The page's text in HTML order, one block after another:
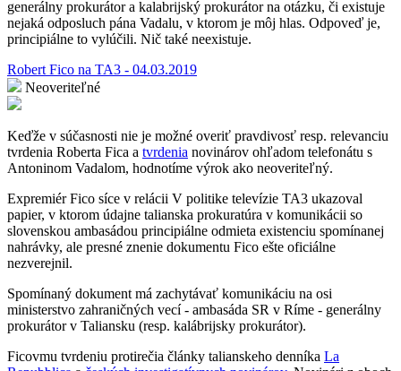
generálny prokurátor a kalabrijský prokurátor na otázku, či existuje
nejaká odposluch pána Vadalu, v ktorom je môj hlas. Odpoveď je,
principiálne to vylúčili. Nič také neexistuje.
Robert Fico na TA3 - 04.03.2019
Neoveriteľné
Keďže v súčasnosti nie je možné overiť pravdivosť resp. relevanciu
tvrdenia Roberta Fica a tvrdenia novinárov ohľadom telefonátu s
Antoninom Vadalom, hodnotíme výrok ako neoveriteľný.
Expremiér Fico síce v relácii V politike televízie TA3 ukazoval
papier, v ktorom údajne talianska prokuratúra v komunikácii so
slovenskou ambasádou principiálne odmieta existenciu spomínanej
nahrávky, ale presné znenie dokumentu Fico ešte oficiálne
nezverejnil.
Spomínaný dokument má zachytávať komunikáciu na osi
ministerstvo zahraničných vecí - ambasáda SR v Ríme - generálny
prokurátor v Taliansku (resp. kalábrijsky prokurátor).
Ficovmu tvrdeniu protirečia články talianskeho denníka La